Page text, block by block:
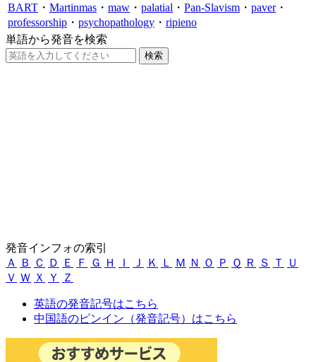
BART ・ Martinmas ・ maw ・ palatial ・ Pan-Slavism ・ paver・
professorship ・ psychopathology ・ ripieno
単語から発音を検索
発音インフォの索引
Ａ
Ｂ Ｃ Ｄ Ｅ Ｆ Ｇ Ｈ Ｉ Ｊ Ｋ Ｌ Ｍ Ｎ Ｏ Ｐ Ｑ Ｒ Ｓ Ｔ
Ｕ
Ｖ Ｗ Ｘ Ｙ Ｚ
英語の発音記号はこちら
中国語のピンイン（発音記号）はこちら